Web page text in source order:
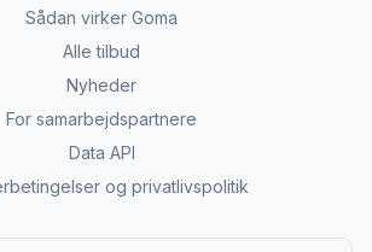
Sådan virker Goma
Alle tilbud
Nyheder
For samarbejdspartnere
Data API
og privatlivspolitik